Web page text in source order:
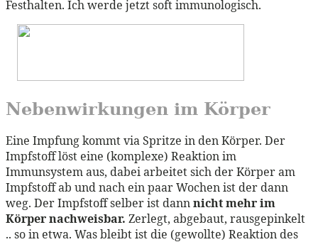
Festhalten. Ich werde jetzt soft immunologisch.
Nebenwirkungen im Körper
Eine Impfung kommt via Spritze in den Körper. Der
Impfstoff löst eine (komplexe) Reaktion im
Immunsystem aus, dabei arbeitet sich der Körper am
Impfstoff ab und nach ein paar Wochen ist der dann
weg. Der Impfstoff selber ist dannnicht mehr im
Körper nachweisbar. Zerlegt, abgebaut, rausgepinkelt
.. so in etwa. Was bleibt ist die (gewollte) Reaktion des